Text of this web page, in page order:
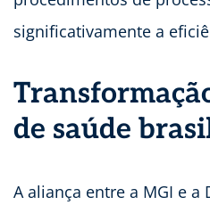
significativamente a
de saúde
A aliança entre a MGI e a